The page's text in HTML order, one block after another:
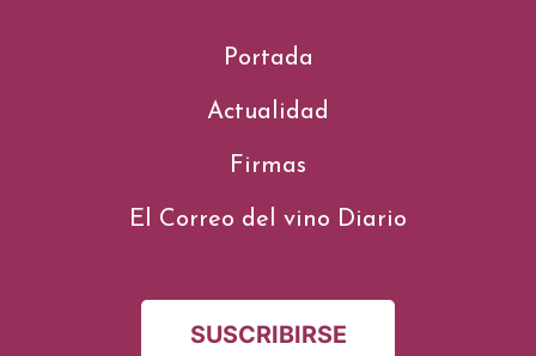
Portada
Actualidad
Firmas
El Correo del vino Diario
SUSCRIBIRSE